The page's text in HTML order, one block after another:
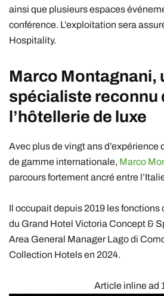
ainsi que plusieurs espaces
conférence. L’exploitation sera
Hospitality.
Marco Montagnani,
spécialiste reconnu
l’hôtellerie de luxe
Avec plus de vingt ans d’expérience
de gamme internationale, Marco
parcours fortement ancré entre
Il occupait depuis 2019 les fonctions
du Grand Hotel Victoria Concept &
Area General Manager Lago di
Collection Hotelsen 2024.
Article inline ad